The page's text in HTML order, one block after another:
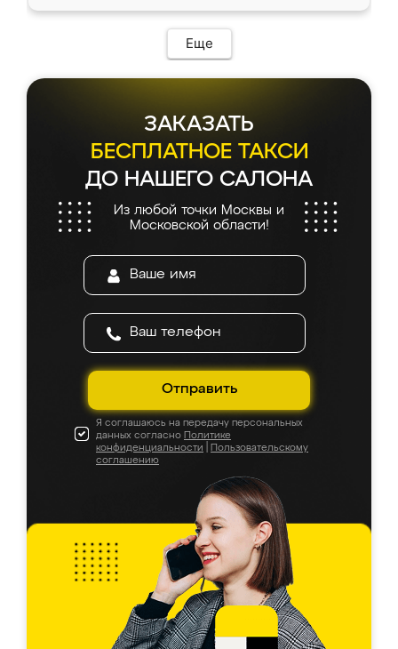
Еще
ЗАКАЗАТЬ
БЕСПЛАТНОЕ ТАКСИ
ДО НАШЕГО САЛОНА
Из любой точки Москвы и
Московской области!
Отправить
Я соглашаюсь на передачу персональных
данных согласно Политике
конфиденциальности
Пользовательскому
соглашению